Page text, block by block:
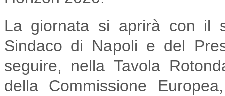
La giornata si aprirà con il
Sindaco di Napoli e del
seguire, nella Tavola
della Commissione